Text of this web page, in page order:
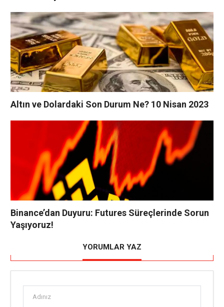
Altın ve Dolardaki Son Durum Ne? 10 Nisan 2023
Binance’dan Duyuru: Futures Süreçlerinde Sorun
Yaşıyoruz!
YORUMLAR YAZ